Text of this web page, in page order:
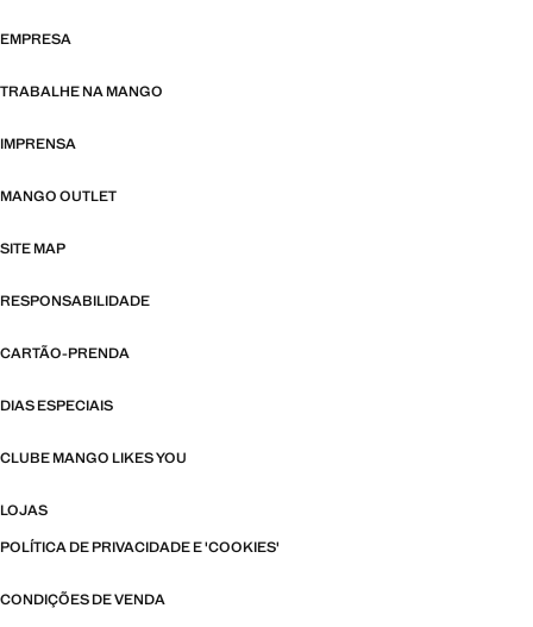
EMPRESA
TRABALHE NA MANGO
IMPRENSA
MANGO OUTLET
SITE MAP
RESPONSABILIDADE
CARTÃO-PRENDA
DIAS ESPECIAIS
CLUBE MANGO LIKES YOU
LOJAS
POLÍTICA DE PRIVACIDADE E 'COOKIES'
CONDIÇÕES DE VENDA